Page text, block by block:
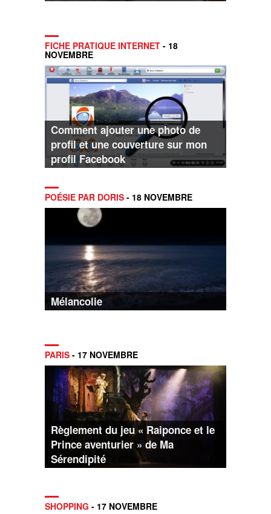
FICHE PRATIQUE INTERNET - 18
NOVEMBRE
Comment ajouter une photo de
profil et une couverture sur mon
profil Facebook
POÉSIE PAR DORIS - 18 NOVEMBRE
Mélancolie
PARIS - 17 NOVEMBRE
Règlement du jeu « Raiponce et le
Prince aventurier » de Ma
Sérendipité
SHOPPING - 17 NOVEMBRE